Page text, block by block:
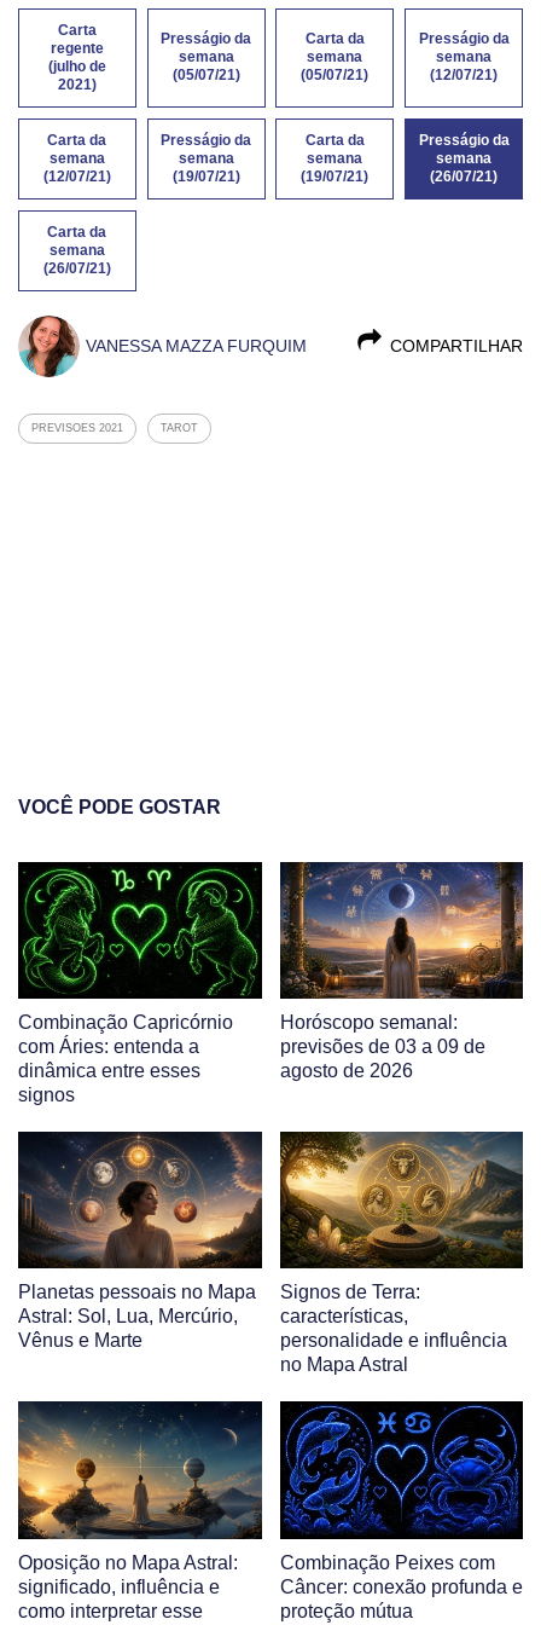
Carta
regente
(julho de
2021)
Presságio da
semana
(05/07/21)
Carta da
semana
(05/07/21)
Presságio da
semana
(12/07/21)
Carta da
semana
(12/07/21)
Presságio da
semana
(19/07/21)
Carta da
semana
(19/07/21)
Presságio da
semana
(26/07/21)
Carta da
semana
(26/07/21)
COMPARTILHAR
VANESSA MAZZA FURQUIM
PREVISOES 2021 TAROT
VOCÊ PODE GOSTAR
Combinação Capricórnio
com Áries: entenda a
dinâmica entre esses
signos
Horóscopo semanal:
previsões de 03 a 09 de
agosto de 2026
Planetas pessoais no Mapa
Astral: Sol, Lua, Mercúrio,
Vênus e Marte
Signos de Terra:
características,
personalidade e influência
no Mapa Astral
Oposição no Mapa Astral:
significado, influência e
como interpretar esse
Combinação Peixes com
Câncer: conexão profunda e
proteção mútua